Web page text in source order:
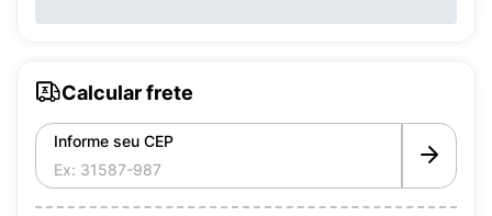
Calcular frete
Informe seu CEP